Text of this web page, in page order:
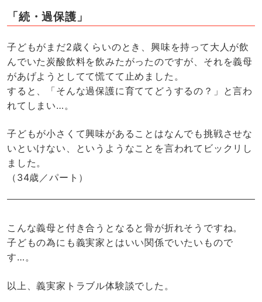
「続・過保護」
子どもがまだ2歳くらいのとき、興味を持って大人が飲
んでいた炭酸飲料を飲みたがったのですが、それを義母
があげようとしてて慌てて止めました。
すると、「そんな過保護に育ててどうするの？」と言わ
れてしまい…。
子どもが小さくて興味があることはなんでも挑戦させな
いといけない、というようなことを言われてビックリし
ました。
（34歳／パート）
こんな義母と付き合うとなると骨が折れそうですね。
子どもの為にも義実家とはいい関係でいたいもので
す…。
以上、義実家トラブル体験談でした。